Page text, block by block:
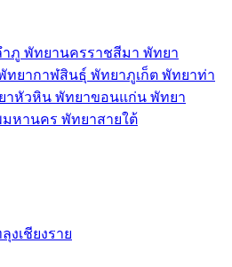
ภู พัทยานครราชสีมา พัทยา
ทยากาฬสินธุ์ พัทยาภูเก็ต พัทยาท่า
าหัวหิน พัทยาขอนแก่น พัทยา
มหานคร พัทยาสายใต้
งเชียงราย